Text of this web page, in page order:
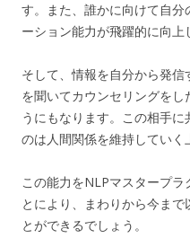
す。また、誰かに向けて自
ーション能力が飛躍的に向上
そして、情報を自分から発
を聞いてカウンセリングを
うにもなります。この相手
のは人間関係を維持していく
この能力をNLPマスタープ
とにより、まわりから今ま
とができるでしょう。